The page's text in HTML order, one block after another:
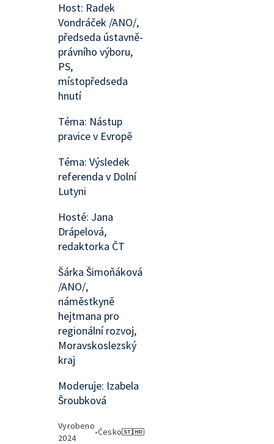
Host: Radek
Vondráček /ANO/,
předseda ústavně-
právního výboru,
PS,
místopředseda
hnutí
Téma: Nástup
pravice v Evropě
Téma: Výsledek
referenda v Dolní
Lutyni
Hosté: Jana
Drápelová,
redaktorka ČT
Šárka Šimoňáková
/ANO/,
náměstkyně
hejtmana pro
regionální rozvoj,
Moravskoslezský
kraj
Moderuje: Izabela
Šroubková
Vyrobeno
2024
•Česko